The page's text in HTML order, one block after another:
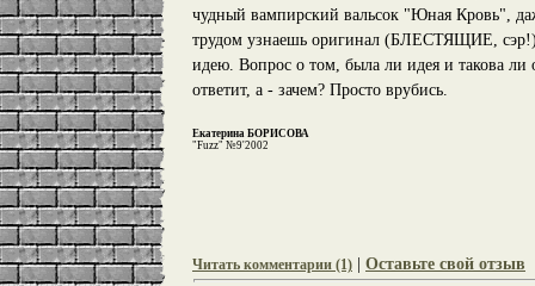
чудный вампирский вальсок "Юная Кровь",
трудом узнаешь оригинал (БЛЕСТЯЩИЕ,
идею. Вопрос о том, была ли идея и такова ли
ответит, а - зачем? Просто врубись.
Екатерина БОРИСОВА
"Fuzz" №9'2002
Читать комментарии (1) Оставьте свой отзыв